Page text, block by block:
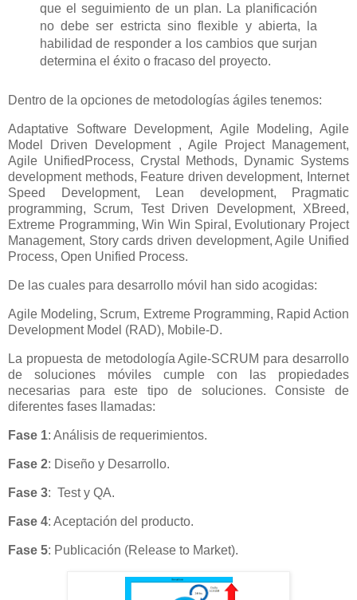
que el seguimiento de un plan. La planificación
no debe ser estricta sino flexible y abierta, la
habilidad de responder a los cambios que surjan
determina el éxito o fracaso del proyecto.
Dentro de la opciones de metodologías ágiles tenemos:
Adaptative Software Development, Agile Modeling, Agile
Model Driven Development , Agile Project Management,
Agile UnifiedProcess, Crystal Methods, Dynamic Systems
development methods, Feature driven development, Internet
Speed Development, Lean development, Pragmatic
programming, Scrum, Test Driven Development, XBreed,
Extreme Programming, Win Win Spiral, Evolutionary Project
Management, Story cards driven development, Agile Unified
Process, Open Unified Process.
De las cuales para desarrollo móvil han sido acogidas:
Agile Modeling, Scrum, Extreme Programming, Rapid Action
Development Model (RAD), Mobile-D.
La propuesta de metodología Agile-SCRUM para desarrollo
de soluciones móviles cumple con las propiedades
necesarias para este tipo de soluciones. Consiste de
diferentes fases llamadas:
Fase 1: Análisis de requerimientos.
Fase 2: Diseño y Desarrollo.
Fase 3: Test y QA.
Fase 4: Aceptación del producto.
Fase 5: Publicación (Release to Market).